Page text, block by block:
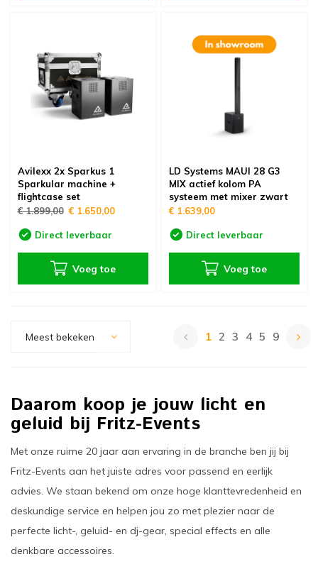
Avilexx 2x Sparkus 1
Sparkular machine +
flightcase set
€ 1.899,00 € 1.650,00
Direct leverbaar
Voeg toe
LD Systems MAUI 28 G3
MIX actief kolom PA
systeem met mixer zwart
€ 1.639,00
Direct leverbaar
Voeg toe
Meest bekeken 1 2 3 4 5 9
Daarom koop je jouw licht en
geluid bij Fritz-Events
Met onze ruime 20 jaar aan ervaring in de branche ben jij bij
Fritz-Events aan het juiste adres voor passend en eerlijk
advies. We staan bekend om onze hoge klanttevredenheid en
deskundige service en helpen jou zo met plezier naar de
perfecte licht-, geluid- en dj-gear, special effects en alle
denkbare accessoires.